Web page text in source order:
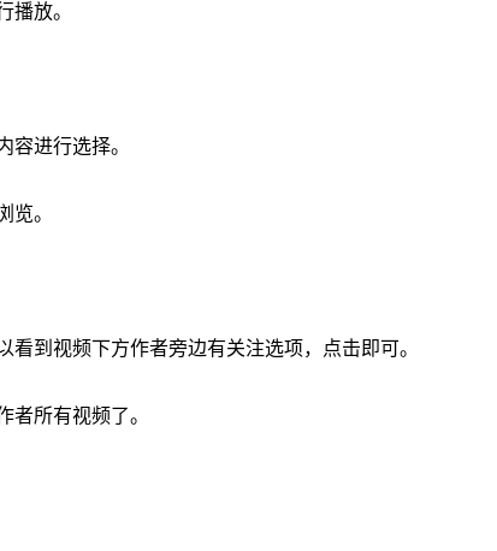
播放。
容进行选择。
览。
到视频下方作者旁边有关注选项，点击即可。
者所有视频了。